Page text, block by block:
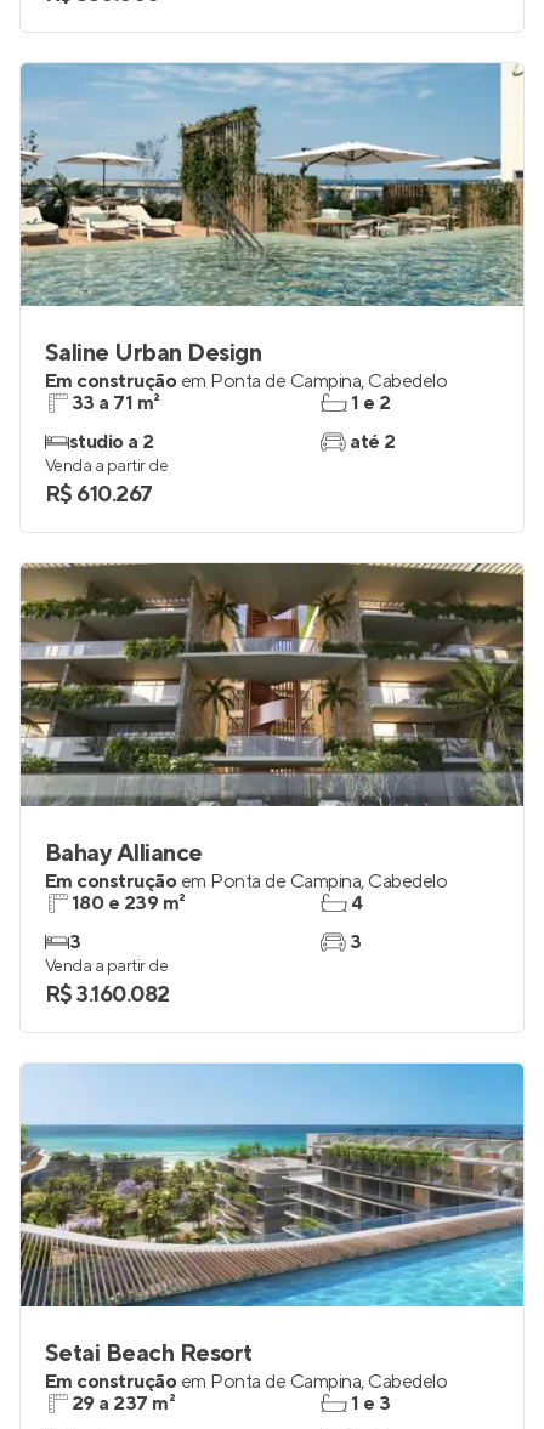
Saline Urban Design
Em construção em Ponta de Campina, Cabedelo
33 a 71 m²
studio a 2
1 e 2
até 2
Venda a partir de
R$ 610.267
Bahay Alliance
Em construção em Ponta de Campina, Cabedelo
180 e 239 m²
3
4
3
Venda a partir de
R$ 3.160.082
Setai Beach Resort
Em construção em Ponta de Campina, Cabedelo
29 a 237 m²
1 e 3